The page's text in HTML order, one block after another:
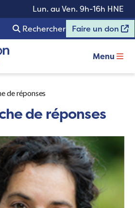
Lun. au Ven. 9h-16h HNE
Rechercher Faire un don
Menu
de réponses
de réponses